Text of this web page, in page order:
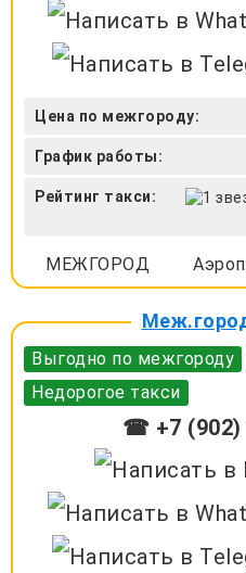
Цена по межгороду:
График работы:
Рейтинг такси:
МЕЖГОРОД
Выгодно по межгороду
Недорогое такси
☎ +7 (902)